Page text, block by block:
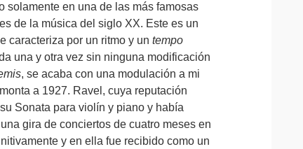
solamente en una de las más famosas
de la música del siglo XX. Este es un
caracteriza por un ritmo y un tempo
una y otra vez sin ninguna modificación
, se acaba con una modulación a mi
a 1927. Ravel, cuya reputación
Sonata para violín y piano y había
gira de conciertos de cuatro meses en
y en ella fue recibido como un